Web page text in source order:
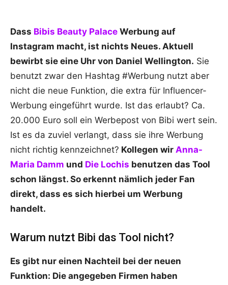
Dass Bibis Beauty Palace Werbung auf
Instagram macht, ist nichts Neues. Aktuell
bewirbt sie eine Uhr von Daniel Wellington. Sie
benutzt zwar den Hashtag #Werbung nutzt aber
nicht die neue Funktion, die extra für Influencer-
Werbung eingeführt wurde. Ist das erlaubt? Ca.
20.000 Euro soll ein Werbepost von Bibi wert sein.
Ist es da zuviel verlangt, dass sie ihre Werbung
nicht richtig kennzeichnet? Kollegen wir Anna-
Maria Damm und Die Lochis benutzen das Tool
schon längst. So erkennt nämlich jeder Fan
direkt, dass es sich hierbei um Werbung
handelt.
Warum nutzt Bibi das Tool nicht?
Es gibt nur einen Nachteil bei der neuen
Funktion: Die angegeben Firmen haben